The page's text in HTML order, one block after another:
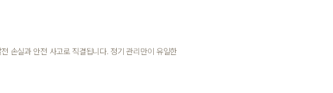
손실과 안전 사고로 직결됩니다. 정기 관리만이 유일한